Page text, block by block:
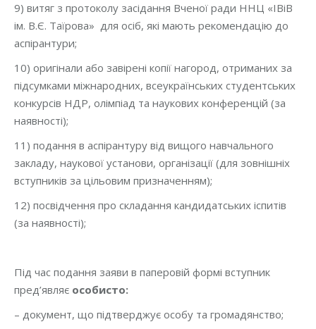
9) витяг з протоколу засідання Вченої ради ННЦ «ІВіВ
ім. В.Є. Таїрова» для осіб, які мають рекомендацію до
аспірантури;
10) оригінали або завірені копії нагород, отриманих за
підсумками міжнародних, всеукраїнських студентських
конкурсів НДР, олімпіад та наукових конференцій (за
наявності);
11) подання в аспірантуру від вищого навчального
закладу, наукової установи, організації (для зовнішніх
вступників за цільовим призначенням);
12) посвідчення про складання кандидатських іспитів
(за наявності);
Під час подання заяви в паперовій формі вступник
пред’являє особисто:
– документ, що підтверджує особу та громадянство;